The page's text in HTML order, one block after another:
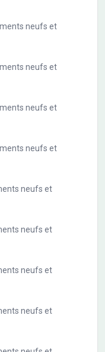
neufs et
neufs et
neufs et
neufs et
neufs et
neufs et
neufs et
neufs et